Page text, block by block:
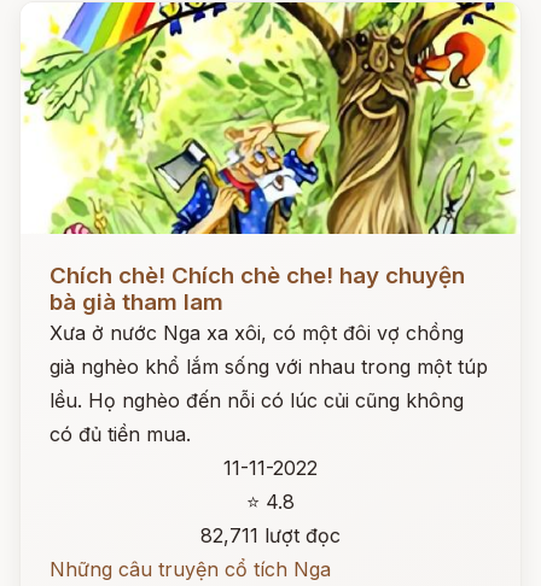
Chích chè! Chích chè che! hay chuyện
bà già tham lam
Xưa ở nước Nga xa xôi, có một đôi vợ chồng
già nghèo khổ lắm sống với nhau trong một túp
lều. Họ nghèo đến nỗi có lúc củi cũng không
có đủ tiền mua.
11-11-2022
⭐ 4.8
82,711 lượt đọc
Những câu truyện cổ tích Nga